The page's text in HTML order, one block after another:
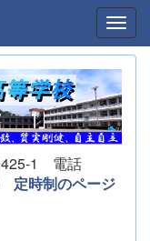
1 電話
定時制のページ